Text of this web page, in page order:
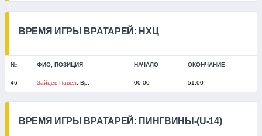
ВРЕМЯ ИГРЫ ВРАТАРЕЙ: НХЦ
№ ФИО, ПОЗИЦИЯ НАЧАЛО ОКОНЧАНИЕ
46 Зайцев Павел, Вр. 00:00 51:00
ВРЕМЯ ИГРЫ ВРАТАРЕЙ: ПИНГВИНЫ-(U-14)